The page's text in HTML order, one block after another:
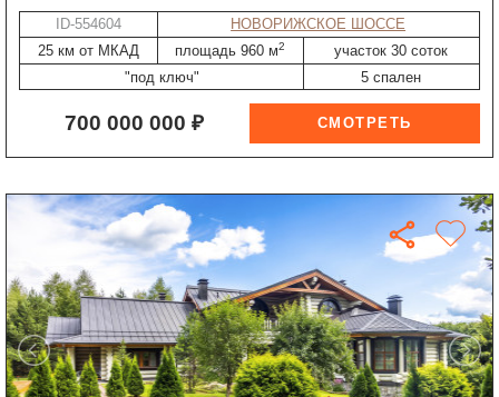
ID-554604
НОВОРИЖСКОЕ ШОССЕ
25 км от МКАД
площадь 960 м2
участок 30 соток
"под ключ"
5 спален
700 000 000 ₽